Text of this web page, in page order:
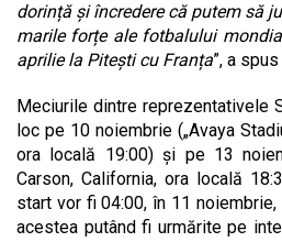
dorință și încredere că putem să
marile forțe ale fotbalului
aprilie la Pitești cu Franța”, a spus
Meciurile dintre reprezentativele
loc pe 10 noiembrie („Avaya
ora locală 19:00) și pe 13
Carson, California, ora locală
start vor fi 04:00, în 11
acestea putând fi urmărite pe